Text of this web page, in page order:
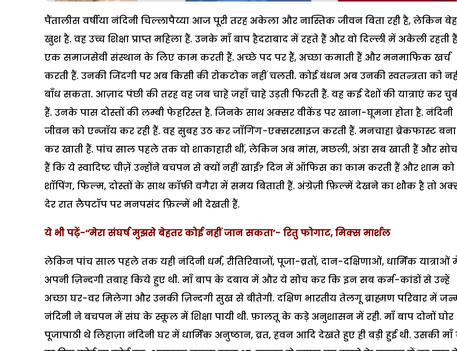
पैंतालीस वर्षीया नंदिनी चिल्लापैय्या आज पूरी तरह अकेला और नास्तिक जीवन बिता रही है, लेकिन
खुश है. वह उच्च शिक्षा प्राप्त महिला हैं. उनके माँ बाप हैदराबाद में रहते हैं और वो दिल्ली में अकेली रहती
एक समाजसेवी संस्थान के लिए काम करती हैं. अच्छे पद पर हैं, अच्छा कमाती हैं और मनमाफिक खर्च
करती हैं. उनकी जिंदगी पर अब किसी की रोकटोक नहीं चलती. कोई बंधन अब उनकी स्वतन्त्रता को
बाँध सकता. आज़ाद पंछी की तरह वह जब चाहे जहाँ चाहे उड़ती फिरती हैं. वह कई देशों की यात्राएं कर
हैं. उनके पास दोस्तों की लम्बी फेहरिस्त है. जिनके साथ अक्सर वीकेंड पर खाना-घूमना होता है. नंदिनी
जीवन को एन्जॉय कर रही हैं. वह सुबह उठ कर जॉगिंग-एक्सरसाइज करती हैं. मनचाहा ब्रेकफास्ट बना
कर खाती हैं. पांच साल पहले तक वो शाकाहारी थीं, लेकिन अब मांस, मछली, अंडा सब खाती हैं और
हैं कि ये स्वादिष्ट चीज़ें उन्होंने बचपन से क्यों नहीं खाईं? दिन में ऑफिस का काम करती हैं और शाम को
शॉपिंग, फिल्म, दोस्तों के साथ कॉफ़ी वगैरा में समय बिताती हैं. अंग्रेज़ी फ़िल्में देखने का शौक है तो
देर रात लैपटॉप पर मनपसंद फ़िल्में भी देखती हैं.
ये भी पढ़ें-‘‘मेरा संघर्ष मुझसे बेहतर कोई नहीं जान सकता’- रितु फोगाट, मिक्स मार्शल
लेकिन पांच साल पहले तक यही नंदिनी धर्म, रीतिरिवाजों, पूजा-व्रतों, दान-दक्षिणाओं, धार्मिक यात्राओं
अपनी ज़िन्दगी तबाह किये हुए थी. माँ बाप के दबाव में और ये सोच कर कि इन सब कर्म-कांडों से उन्हें
अच्छा घर-वर मिलेगा और उनकी ज़िन्दगी सुख से बीतेगी. दक्षिण भारतीय तेलगू ब्राह्मण परिवार में
नंदिनी ने बचपन में संघ के स्कूल में शिक्षा पायी थी. फ़ालतू के कड़े अनुशासन में रही. माँ बाप दोनों घोर
पूजापाठी थे लिहाज़ा नंदिनी घर में धार्मिक अनुष्ठान, व्रत, हवन आदि देखते हुए ही बड़ी हुई थी. उसकी माँ